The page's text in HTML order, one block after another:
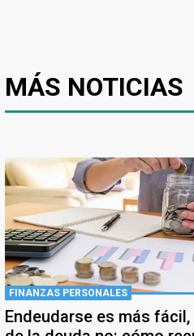
MÁS NOTICIAS
FINANZAS PERSONALES
Endeudarse es más